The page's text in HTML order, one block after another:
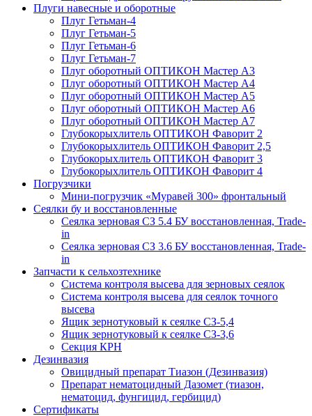
Плуги навесные и оборотные
Плуг Гетьман-4
Плуг Гетьман-5
Плуг Гетьман-6
Плуг Гетьман-7
Плуг оборотный ОПТИКОН Мастер А3
Плуг оборотный ОПТИКОН Мастер А4
Плуг оборотный ОПТИКОН Мастер А5
Плуг оборотный ОПТИКОН Мастер А6
Плуг оборотный ОПТИКОН Мастер А7
Глубокорыхлитель ОПТИКОН Фаворит 2
Глубокорыхлитель ОПТИКОН Фаворит 2,5
Глубокорыхлитель ОПТИКОН Фаворит 3
Глубокорыхлитель ОПТИКОН Фаворит 4
Погрузчики
Мини-погрузчик «Муравей 300» фронтальный
Сеялки бу и восстановленные
Сеялка зерновая СЗ 5.4 БУ восстановленная, Trade-
in
Сеялка зерновая СЗ 3.6 БУ восстановленная, Trade-
in
Запчасти к сельхозтехнике
Система контроля высева для зерновых сеялок
Система контроля высева для сеялок точного
высева
Ящик зернотуковый к сеялке СЗ-5,4
Ящик зернотуковый к сеялке СЗ-3,6
Секция КРН
Дезинвазия
Овицидный препарат Тиазон (Дезинвазия)
Препарат нематоцидный Дазомет (тиазон,
нематоцид, фунгицид, гербицид)
Сертификаты